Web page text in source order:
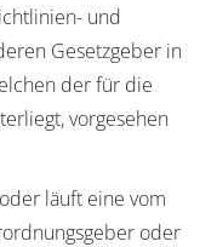
und
Gesetzgeber in
der für die
vorgesehen
läuft eine vom
oder